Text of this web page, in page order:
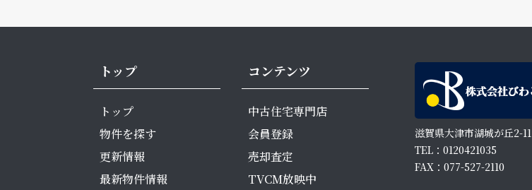
トップ
トップ
物件を探す
更新情報
最新物件情報
コンテンツ
中古住宅専門店
会員登録
売却査定
TVCM放映中
滋賀県大津市湖城が丘2-11
TEL：0120421035
FAX：077-527-2110